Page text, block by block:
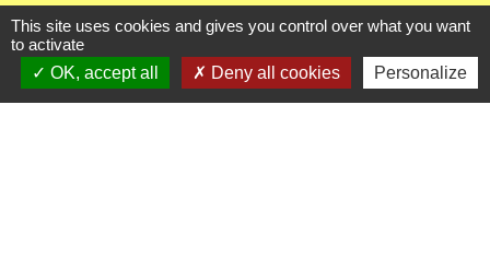
JEUDI de 14h00 à 18h30
Liens utiles
This site uses cookies and gives you control over what you want
to activate
OK, accept all
Deny all cookies Personalize